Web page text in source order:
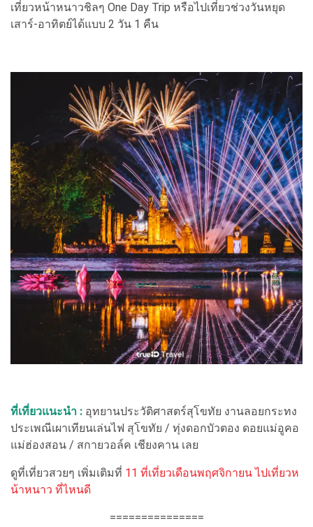
เที่ยวหน้าหนาวชิลๆ One Day Trip หรือไปเที่ยวช่วงวันหยุด
เสาร์-อาทิตย์ได้แบบ 2 วัน 1 คืน
ที่เที่ยวแนะนำ : อุทยานประวัติศาสตร์สุโขทัย งานลอยกระทง
ประเพณีเผาเทียนเล่นไฟ สุโขทัย / ทุ่งดอกบัวตอง ดอยแม่อูคอ
แม่ฮ่องสอน / สกายวอล์ค เชียงคาน เลย
ดูที่เที่ยวสวยๆ เพิ่มเติมที่ 11 ที่เที่ยวเดือนพฤศจิกายน ไปเที่ยวห
น้าหนาว ที่ไหนดี
===============